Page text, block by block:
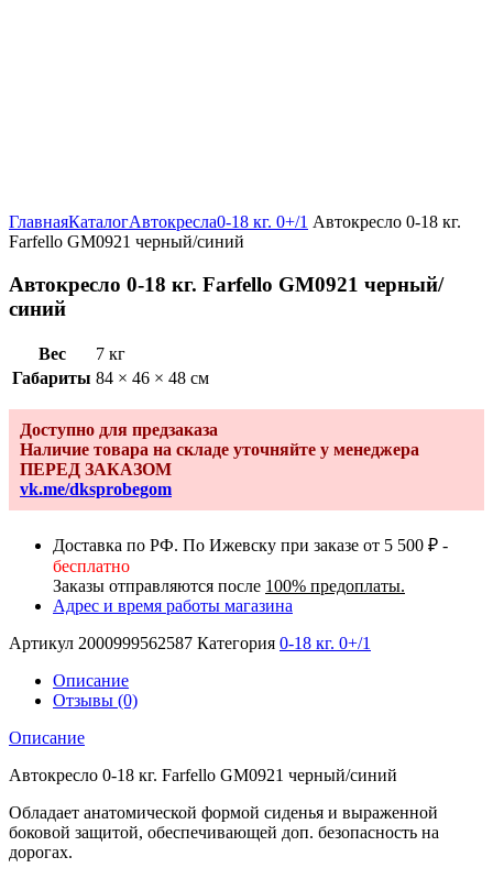
ГлавнаяКаталогАвтокресла0-18 кг. 0+/1 Автокресло 0-18 кг.
Farfello GM0921 черный/синий
Автокресло 0-18 кг. Farfello GM0921 черный/
синий
Вес
7 кг
Габариты 84 × 46 × 48 см
Доступно для предзаказа
Наличие товара на складе уточняйте у менеджера
ПЕРЕД ЗАКАЗОМ
vk.me/dksprobegom
Доставка по РФ. По Ижевску при заказе от 5 500 ₽ -
бесплатно
Заказы отправляются после 100% предоплаты.
Адрес и время работы магазина
Артикул 2000999562587 Категория 0-18 кг. 0+/1
Описание
Отзывы (0)
Описание
Автокресло 0-18 кг. Farfello GM0921 черный/синий
Обладает анатомической формой сиденья и выраженной
боковой защитой, обеспечивающей доп. безопасность на
дорогах.